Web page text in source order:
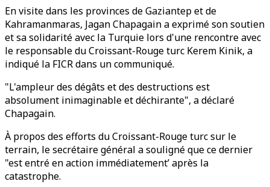
En visite dans les provinces de Gaziantep et de
Kahramanmaras, Jagan Chapagain a exprimé son soutien
et sa solidarité avec la Turquie lors d'une rencontre avec
le responsable du Croissant-Rouge turc Kerem Kinik, a
indiqué la FICR dans un communiqué.
"L'ampleur des dégâts et des destructions est
absolument inimaginable et déchirante", a déclaré
Chapagain.
À propos des efforts du Croissant-Rouge turc sur le
terrain, le secrétaire général a souligné que ce dernier
"est entré en action immédiatement’ après la
catastrophe.